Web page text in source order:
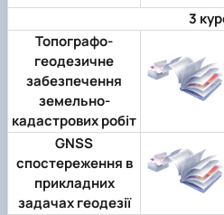
3
Топографо-
геодезичне
забезпечення
земельно-
кадастрових робіт
GNSS
спостереження в
прикладних
задачах геодезії